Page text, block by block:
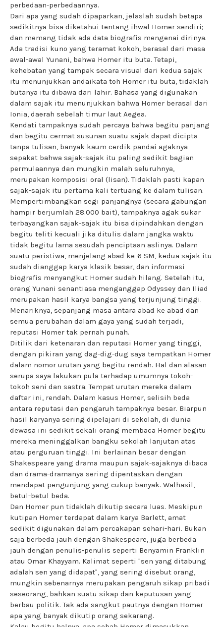
perbedaan-perbedaannya.
Dari apa yang sudah dipaparkan, jelaslah sudah betapa
sedikitnya bisa diketahui tentang ihwal Homer sendiri;
dan memang tidak ada data biografis mengenai dirinya.
Ada tradisi kuno yang teramat kokoh, berasal dari masa
awal-awal Yunani, bahwa Homer itu buta. Tetapi,
kehebatan yang tampak secara visual dari kedua sajak
itu menunjukkan andaikata toh Homer itu buta, tidaklah
butanya itu dibawa dari lahir. Bahasa yang digunakan
dalam sajak itu menunjukkan bahwa Homer berasal dari
Ionia, daerah sebelah timur laut Aegea.
Kendati tampaknya sudah percaya bahwa begitu panjang
dan begitu cermat susunan suatu sajak dapat dicipta
tanpa tulisan, banyak kaum cerdik pandai agaknya
sepakat bahwa sajak-sajak itu paling sedikit bagian
permulaannya dan mungkin malah seluruhnya,
merupakan komposisi oral (lisan). Tidaklah pasti kapan
sajak-sajak itu pertama kali tertuang ke dalam tulisan.
Mempertimbangkan segi panjangnya (secara gabungan
hampir berjumlah 28.000 bait), tampaknya agak sukar
terbayangkan sajak-sajak itu bisa dipindahkan dengan
begitu teliti kecuali jika ditulis dalam jangka waktu
tidak begitu lama sesudah penciptaan aslinya. Dalam
suatu peristiwa, menjelang abad ke-6 SM, kedua sajak itu
sudah dianggap karya klasik besar, dan informasi
biografis menyangkut Homer sudah hilang. Setelah itu,
orang Yunani senantiasa menganggap Odyssey dan Iliad
merupakan hasil karya bangsa yang terjunjung tinggi.
Menariknya, sepanjang masa antara abad ke abad dan
semua perubahan dalam gaya yang sudah terjadi,
reputasi Homer tak pernah punah.
Ditilik dari ketenaran dan reputasi Homer yang tinggi,
dengan pikiran yang dag-dig-dug saya tempatkan Homer
dalam nomor urutan yang begitu rendah. Hal dan alasan
serupa saya lakukan pula terhadap umumnya tokoh-
tokoh seni dan sastra. Tempat urutan mereka dalam
daftar ini, rendah. Dalam kasus Homer, selisih beda
antara reputasi dan pengaruh tampaknya besar. Biarpun
hasil karyanya sering dipelajari di sekolah, di dunia
dewasa ini sedikit sekali orang membaca Homer begitu
mereka meninggalkan bangku sekolah lanjutan atas
atau perguruan tinggi. Ini berlainan besar dengan
Shakespeare yang drama maupun sajak-sajaknya dibaca
dan drama-dramanya sering dipentaskan dengan
mendapat pengunjung yang cukup banyak. Walhasil,
betul-betul beda.
Dan Homer pun tidaklah dikutip secara luas. Meskipun
kutipan Homer terdapat dalam karya Barlett, amat
sedikit digunakan dalam percakapan sehari-hari. Bukan
saja berbeda jauh dengan Shakespeare, juga berbeda
jauh dengan penulis-penulis seperti Benyamin Franklin
atau Omar Khayyam. Kalimat seperti "sen yang ditabung
adalah sen yang didapat", yang sering disebut orang,
mungkin sebenarnya merupakan pengaruh sikap pribadi
seseorang, bahkan suatu sikap dan keputusan yang
berbau politik. Tak ada sangkut pautnya dengan Homer
apa yang banyak dikutip orang sekarang.